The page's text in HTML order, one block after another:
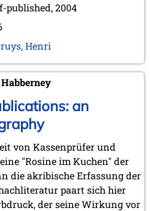
published, 2004
Henri
an
von Kassenprüfer und
"Rosine im Kuchen" der
die akribische Erfassung der
paart sich hier
der seine Wirkung vor